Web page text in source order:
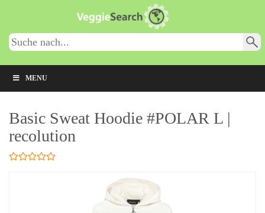
content
MENU
Basic Sweat Hoodie #POLAR L |
recolution